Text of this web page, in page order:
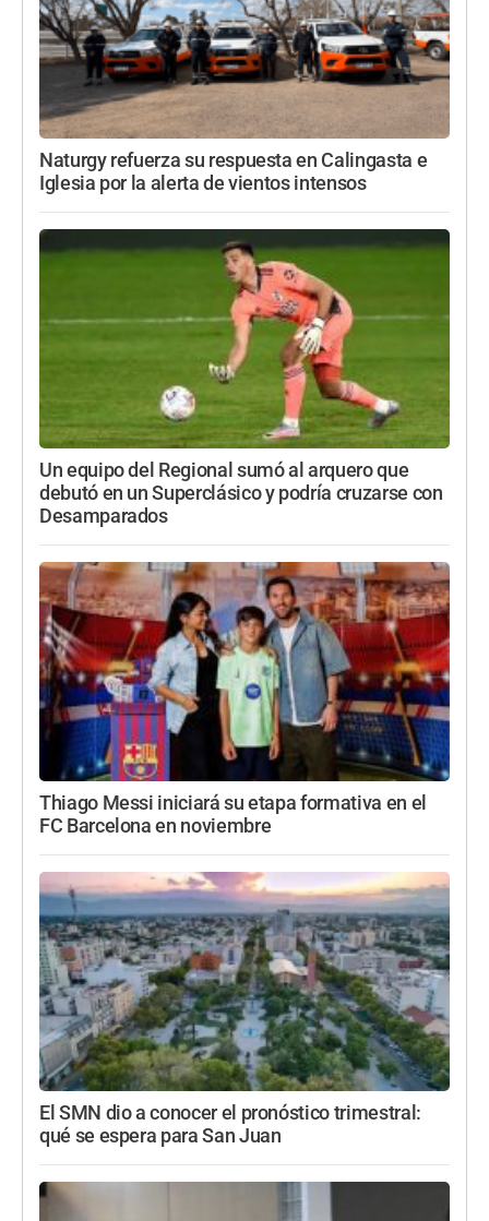
Naturgy refuerza su respuesta en Calingasta e
Iglesia por la alerta de vientos intensos
Un equipo del Regional sumó al arquero que
debutó en un Superclásico y podría cruzarse con
Desamparados
Thiago Messi iniciará su etapa formativa en el
FC Barcelona en noviembre
El SMN dio a conocer el pronóstico trimestral:
qué se espera para San Juan